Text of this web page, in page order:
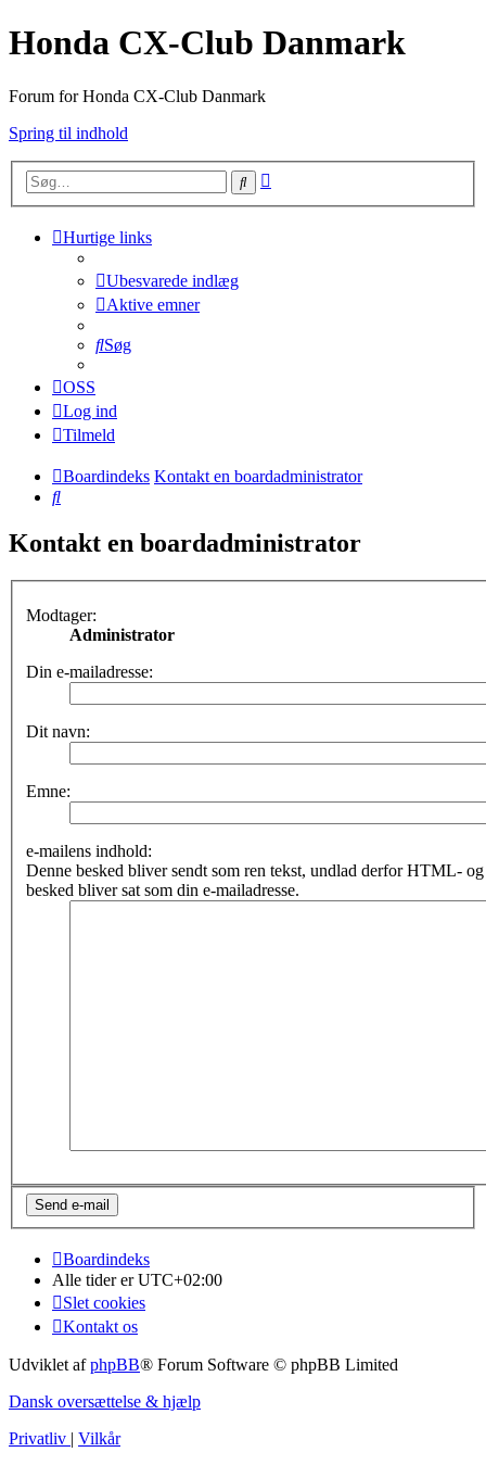
Honda CX-Club Danmark
Forum for Honda CX-Club Danmark
Spring til indhold
Søg
Hurtige links
Ubesvarede indlæg
Aktive emner
Søg
OSS
Log ind
Tilmeld
Boardindeks Kontakt en boardadministrator
Søg
Kontakt en boardadministrator
Modtager:
Administrator
Din e-mailadresse:
Dit navn:
Emne:
e-mailens indhold:
Denne besked bliver sendt som ren tekst, undlad derfor HTML-
besked bliver sat som din e-mailadresse.
Boardindeks
Alle tider erUTC+02:00
Slet cookies
Kontakt os
Udviklet afphpBB® Forum Software © phpBB Limited
Dansk oversættelse & hjælp
Privatliv
Vilkår